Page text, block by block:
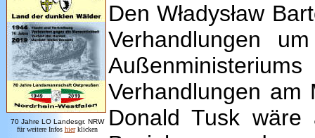
70 Jahre LO Landesgr. NRW
für weitere Infos hier klicken
Den Władysław
Verhandlungen
Verhandlungen am
Donald Tusk wäre